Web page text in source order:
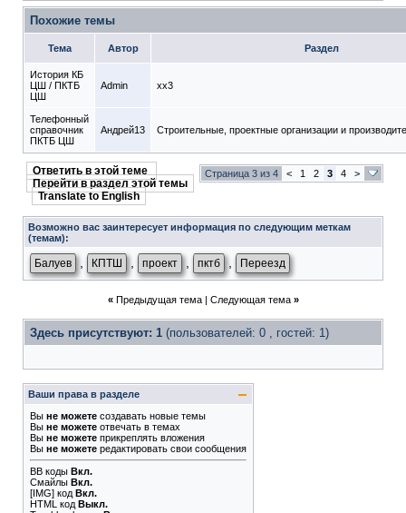
Похожие темы
Тема Автор Раздел
История КБ
ЦШ / ПКТБ
ЦШ
Admin xx3
Телефонный
справочник
ПКТБ ЦШ
Андрей13 Строительные, проектные организации и
Ответить в этой теме
Перейти в раздел этой темы
Translate to English
Страница 3 из 4 < 1 2 3 4 >
Возможно вас заинтересует информация по следующим меткам
(темам):
Балуев КПТШ проект пктб Переезд
« Предыдущая тема| Следующая тема »
Здесь присутствуют: 1 (пользователей: 0 , гостей: 1)
Ваши права в разделе
Вы не можете создавать новые темы
Вы не можете отвечать в темах
Вы не можете прикреплять вложения
Вы не можете редактировать свои сообщения
BB коды Вкл.
Смайлы Вкл.
[IMG] код Вкл.
HTML код Выкл.